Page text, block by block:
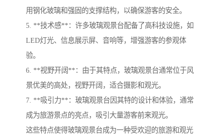
用钢化玻璃和强固的支撑结构，以确保游客的安全。
5. **技术感**：许多玻璃观景台配备了高科技设施，如
LED灯光、信息展示屏、音响等，增强游客的参观体
验。
6. **视野开阔**：由于其特点，玻璃观景台通常位于风
景优美的高处，视野开阔，适合摄影和观光。
7. **吸引力**：玻璃观景台因其特的设计和体验，通常
成为旅游景点的亮点，吸引大量游客前来观光。
这些特点使得玻璃观景台成为一种受欢迎的旅游和观光